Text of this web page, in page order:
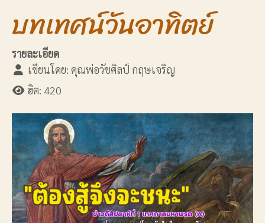
บทเทศน์วันอาทิตย์
รายละเอียด
เขียนโดย: คุณพ่อวัชศิลป์ กฤษเจริญ
ฮิต: 420